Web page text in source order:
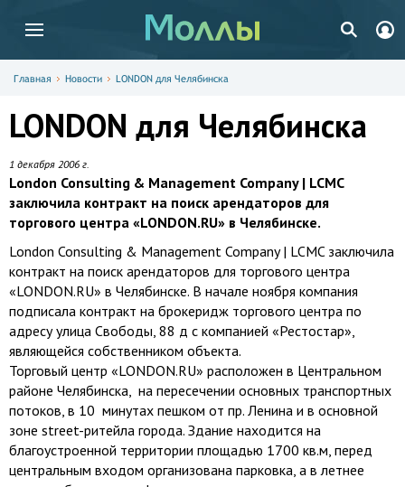
Главная Новости LONDON для Челябинска
LONDON для Челябинска
1 декабря 2006 г.
London Consulting & Management Company | LCMC
заключила контракт на поиск арендаторов для
торгового центра «LONDON.RU» в Челябинске.
London Consulting & Management Company | LCMC заключила
контракт на поиск арендаторов для торгового центра
«LONDON.RU» в Челябинске. В начале ноября компания
подписала контракт на брокеридж торгового центра по
адресу улица Свободы, 88 д с компанией «Рестостар»,
являющейся собственником объекта.
Торговый центр «LONDON.RU» расположен в Центральном
районе Челябинска, на пересечении основных транспортных
потоков, в 10 минутах пешком от пр. Ленина и в основной
зоне street-ритейла города. Здание находится на
благоустроенной территории площадью 1700 кв.м, перед
центральным входом организована парковка, а в летнее